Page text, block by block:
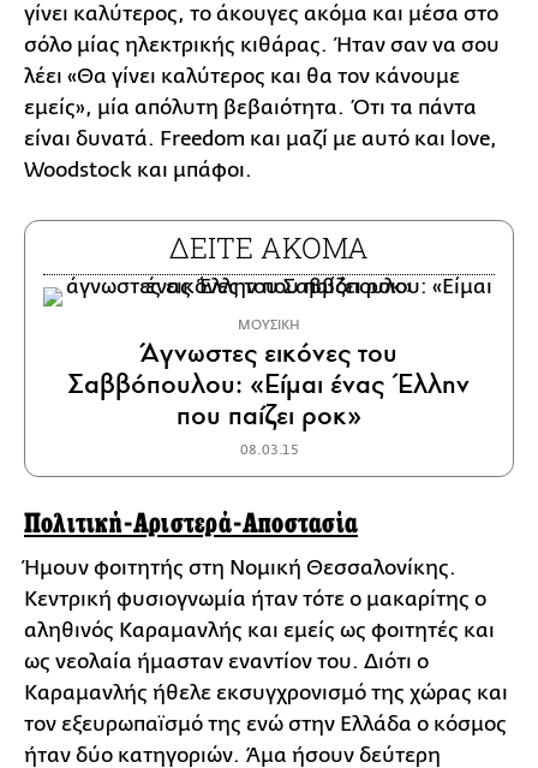
γίνει καλύτερος, το άκουγες ακόμα και μέσα στο
σόλο μίας ηλεκτρικής κιθάρας. Ήταν σαν να σου
λέει «Θα γίνει καλύτερος και θα τον κάνουμε
εμείς», μία απόλυτη βεβαιότητα. Ότι τα πάντα
είναι δυνατά. Freedom και μαζί με αυτό και love,
Woodstock και μπάφοι.
ΔΕΙΤΕ ΑΚΟΜΑ
ΜΟΥΣΙΚΗ
Άγνωστες εικόνες του
Σαββόπουλου: «Είμαι ένας Έλλην
που παίζει ροκ»
08.03.15
Πολιτική-Αριστερά-Αποστασία
Ήμουν φοιτητής στη Νομική Θεσσαλονίκης.
Κεντρική φυσιογνωμία ήταν τότε ο μακαρίτης ο
αληθινός Καραμανλής και εμείς ως φοιτητές και
ως νεολαία ήμασταν εναντίον του. Διότι ο
Καραμανλής ήθελε εκσυγχρονισμό της χώρας και
τον εξευρωπαϊσμό της ενώ στην Ελλάδα ο κόσμος
ήταν δύο κατηγοριών. Άμα ήσουν δεύτερη